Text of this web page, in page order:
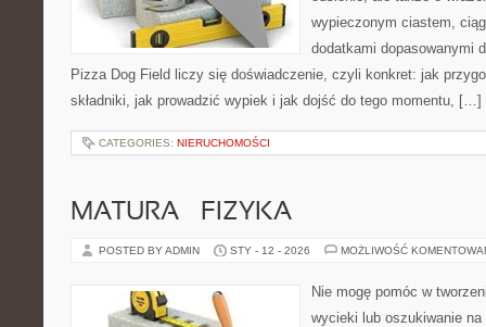
wypieczonym ciastem,
dodatkami dopasowanymi
Pizza Dog Field liczy się doświadczenie, czyli konkret: jak
składniki, jak prowadzić wypiek i jak dojść do tego momentu, […]
CATEGORIES: NIERUCHOMOŚCI
MATURA – FIZYKA
POSTED BY ADMIN STY - 12 - 2026 MOŻLIWOŚĆ
Nie mogę pomóc w
wycieki lub oszukiwanie